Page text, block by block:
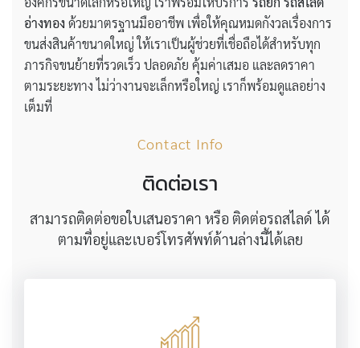
อ่างทอง ด้วยมาตรฐานมืออาชีพ เพื่อให้คุณหมดกังวลเรื่องการ
ขนส่งสินค้าขนาดใหญ่ ให้เราเป็นผู้ช่วยที่เชื่อถือได้สำหรับทุก
ภารกิจขนย้ายที่รวดเร็ว ปลอดภัย คุ้มค่าเสมอ และลดราคา
ตามระยะทาง ไม่ว่างานจะเล็กหรือใหญ่ เราก็พร้อมดูแลอย่าง
เต็มที่
Contact Info
ติดต่อเรา
สามารถติดต่อขอใบเสนอราคา หรือ ติดต่อรถสไลด์ ได้
ตามที่อยู่และเบอร์โทรศัพท์ด้านล่างนี้ได้เลย